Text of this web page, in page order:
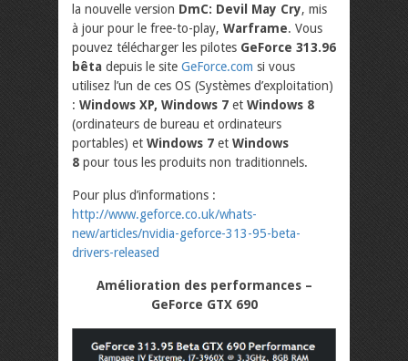
la nouvelle version DmC: Devil May Cry, mis
à jour pour le free-to-play, Warframe. Vous
pouvez télécharger les pilotes GeForce 313.96
bêta depuis le site GeForce.com si vous
utilisez l’un de ces OS (Systèmes d’exploitation)
: Windows XP, Windows 7 et Windows 8
(ordinateurs de bureau et ordinateurs
portables) et Windows 7 et Windows
8 pour tous les produits non traditionnels.
Pour plus d’informations :
http://www.geforce.co.uk/whats-
new/articles/nvidia-geforce-313-95-beta-
drivers-released
Amélioration des performances –
GeForce GTX 690